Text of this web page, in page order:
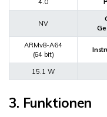
4.0
NV
ARMv8-A64
(64 bit)
15.1 W
3. Funktionen